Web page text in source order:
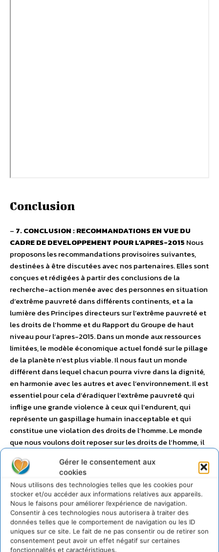
Gérer le consentement aux
cookies
Nous utilisons des technologies telles que les cookies pour
stocker et/ou accéder aux informations relatives aux appareils.
Nous le faisons pour améliorer l’expérience de navigation.
Consentir à ces technologies nous autorisera à traiter des
données telles que le comportement de navigation ou les ID
uniques sur ce site. Le fait de ne pas consentir ou de retirer son
consentement peut avoir un effet négatif sur certaines
fonctionnalités et caractéristiques.
Conclusion
– 7. CONCLUSION : RECOMMANDATIONS EN VUE DU
CADRE DE DEVELOPPEMENT POUR L’APRES-2015 Nous
proposons les recommandations provisoires suivantes,
destinées à être discutées avec nos partenaires. Elles sont
conçues et rédigées à partir des conclusions de la
recherche-action menée avec des personnes en situation
d’extrême pauvreté dans différents continents, et a la
lumière des Principes directeurs sur l’extrême pauvreté et
les droits de l’homme et du Rapport du Groupe de haut
niveau pour l’apres-2015. Dans un monde aux ressources
limitées, le modèle économique actuel fondé sur le pillage
de la planète n’est plus viable. Il nous faut un monde
différent dans lequel chacun pourra vivre dans la dignité,
en harmonie avec les autres et avec l’environnement. Il est
essentiel pour cela d’éradiquer l’extrême pauvreté qui
inflige une grande violence à ceux qui l’endurent, qui
représente un gaspillage humain inacceptable et qui
constitue une violation des droits de l’homme. Le monde
que nous voulons doit reposer sur les droits de l’homme, il
puisque les droits de l’homme sont universels,
inaliénables et indivisibles. Il doit être soucieux de l’état
de la planète. Nous devons poursuivre des objectifs
fondés sur notre humanité commune et, étant donné
qu’aucun pays développé n’a réussi à éradiquer l’extrême
pauvreté ou à lutter contre le changement climatique,
nous devons nous adresser autant aux pays en voie de
développement qu’aux pays développés. Les pays